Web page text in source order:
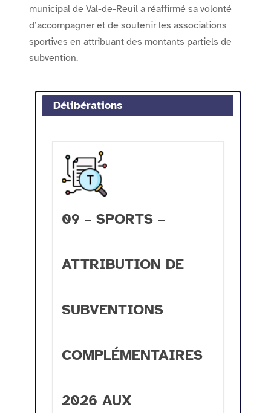
municipal de Val-de-Reuil a réaffirmé sa volonté
d’accompagner et de soutenir les associations
sportives en attribuant des montants partiels de
subvention.
Délibérations
09 – SPORTS –
ATTRIBUTION DE
SUBVENTIONS
COMPLÉMENTAIRES
2026 AUX